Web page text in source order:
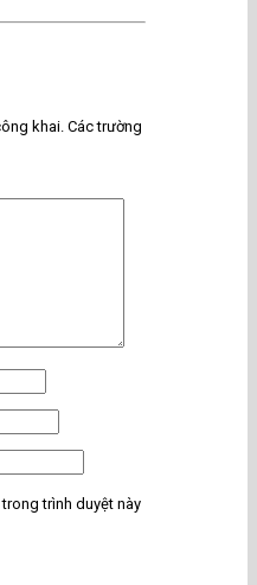
khai. Các trường
trình duyệt này